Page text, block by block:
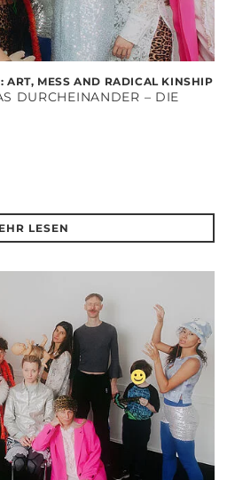
ART, MESS AND RADICAL KINSHIP
DURCHEINANDER – DIE
LESEN